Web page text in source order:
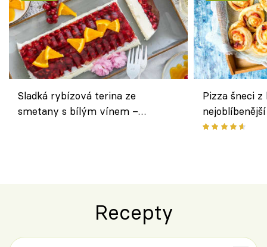
Sladká rybízová terina ze
smetany s bílým vínem –
Pizza šneci
Recepty